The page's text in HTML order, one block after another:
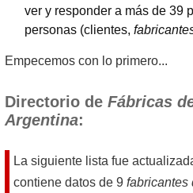
ver y responder a más de 39
personas (clientes,
Empecemos con lo primero...
Directorio de Fábricas
Argentina:
La siguiente lista fue
contiene datos de 9 fabricantes